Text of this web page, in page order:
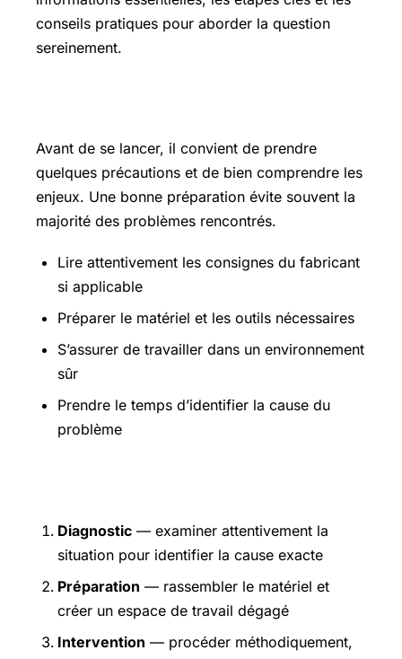
conseils pratiques pour aborder la question
sereinement.
Avant de se lancer, il convient de prendre
quelques précautions et de bien comprendre les
enjeux. Une bonne préparation évite souvent la
majorité des problèmes rencontrés.
Lire attentivement les consignes du fabricant
si applicable
Préparer le matériel et les outils nécessaires
S’assurer de travailler dans un environnement
sûr
Prendre le temps d’identifier la cause du
problème
Diagnostic — examiner attentivement la
situation pour identifier la cause exacte
Préparation — rassembler le matériel et
créer un espace de travail dégagé
Intervention — procéder méthodiquement,